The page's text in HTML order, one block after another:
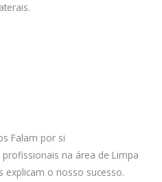
Falam por si
na área de Limpa
explicam o nosso sucesso.